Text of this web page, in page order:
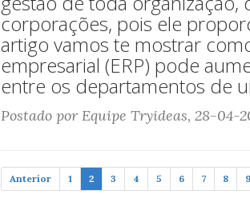
corporações, pois ele
artigo vamos te mostrar
empresarial (ERP) pode
entre os departamentos de
Postado por Equipe Tryideas, 28-04-
Anterior 1 2 3 4 5 6 7 8 9